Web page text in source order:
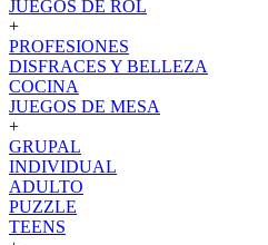
JUEGOS DE ROL
+
PROFESIONES
DISFRACES Y BELLEZA
COCINA
JUEGOS DE MESA
+
GRUPAL
INDIVIDUAL
ADULTO
PUZZLE
TEENS